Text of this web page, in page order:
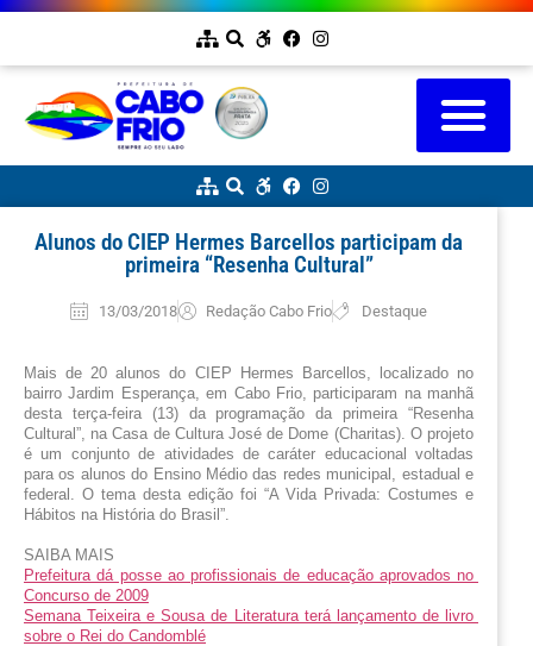
Alunos do CIEP Hermes Barcellos participam da
primeira “Resenha Cultural”
13/03/2018 Redação Cabo Frio Destaque
Mais de 20 alunos do CIEP Hermes Barcellos, localizado no
bairro Jardim Esperança, em Cabo Frio, participaram na manhã
desta terça-feira (13) da programação da primeira “Resenha
Cultural”, na Casa de Cultura José de Dome (Charitas). O projeto
é um conjunto de atividades de caráter educacional voltadas
para os alunos do Ensino Médio das redes municipal, estadual e
federal. O tema desta edição foi “A Vida Privada: Costumes e
Hábitos na História do Brasil”.
SAIBA MAIS
Prefeitura dá posse ao profissionais de educação aprovados no
Concurso de 2009
Semana Teixeira e Sousa de Literatura terá lançamento de livro
sobre o Rei do Candomblé